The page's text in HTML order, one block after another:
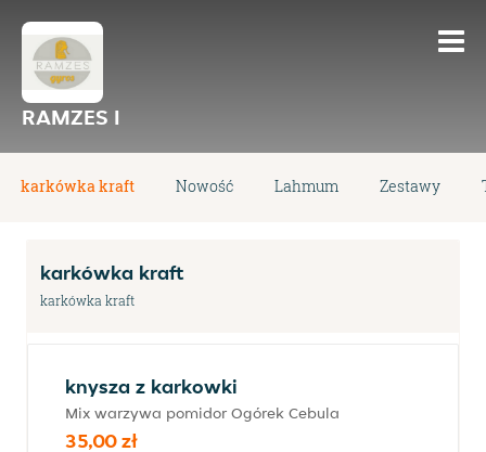
RAMZES I
karkówka kraft Nowość Lahmum Zestawy
karkówka kraft
karkówka kraft
knysza z karkowki
Mix warzywa pomidor Ogórek Cebula
35,00 zł